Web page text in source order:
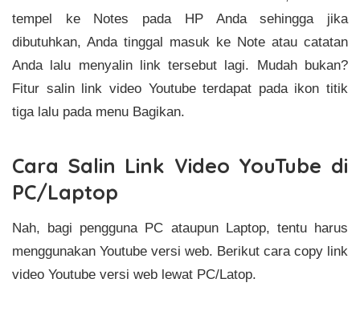
tempel ke Notes pada HP Anda sehingga jika
dibutuhkan, Anda tinggal masuk ke Note atau catatan
Anda lalu menyalin link tersebut lagi. Mudah bukan?
Fitur salin link video Youtube terdapat pada ikon titik
tiga lalu pada menu Bagikan.
Cara Salin Link Video YouTube di
PC/Laptop
Nah, bagi pengguna PC ataupun Laptop, tentu harus
menggunakan Youtube versi web. Berikut cara copy link
video Youtube versi web lewat PC/Latop.